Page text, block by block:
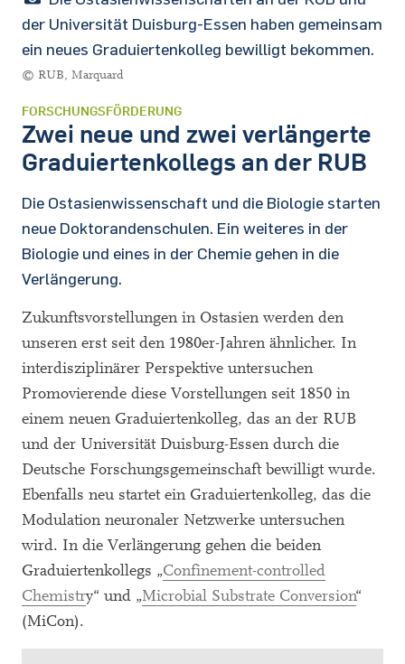
der Universität Duisburg-Essen haben gemeinsam
ein neues Graduiertenkolleg bewilligt bekommen.
© RUB, Marquard
FORSCHUNGSFÖRDERUNG
Zwei neue und zwei verlängerte
Graduiertenkollegs an der RUB
Die Ostasienwissenschaft und die Biologie starten
neue Doktorandenschulen. Ein weiteres in der
Biologie und eines in der Chemie gehen in die
Verlängerung.
Zukunftsvorstellungen in Ostasien werden den
unseren erst seit den 1980er-Jahren ähnlicher. In
interdisziplinärer Perspektive untersuchen
Promovierende diese Vorstellungen seit 1850 in
einem neuen Graduiertenkolleg, das an der RUB
und der Universität Duisburg-Essen durch die
Deutsche Forschungsgemeinschaft bewilligt wurde.
Ebenfalls neu startet ein Graduiertenkolleg, das die
Modulation neuronaler Netzwerke untersuchen
wird. In die Verlängerung gehen die beiden
Graduiertenkollegs „Confinement-controlled
Chemistry“ und „Microbial Substrate Conversion“
(MiCon).